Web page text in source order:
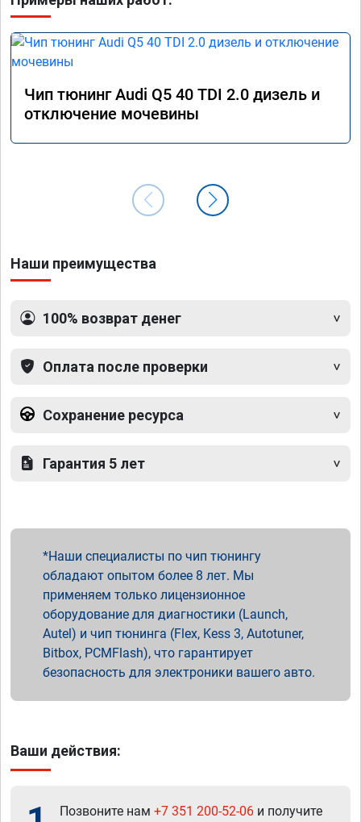
Чип тюнинг Audi Q5 40 TDI 2.0 дизель и
отключение мочевины
Наши преимущества
100% возврат денег
Оплата после проверки
Сохранение ресурса
Гарантия 5 лет
Наши специалисты по чип тюнингу
обладают опытом более 8 лет. Мы
применяем только лицензионное
оборудование для диагностики (Launch,
Autel) и чип тюнинга (Flex, Kess 3, Autotuner,
Bitbox, PCMFlash), что гарантирует
безопасность для электроники вашего авто.
Ваши действия:
Позвоните нам +7 351 200-52-06 и получите